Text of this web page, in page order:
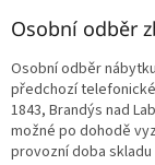
Osobní odběr
Osobní odběr
předchozí
1843, Brandýs nad
možné po dohodě
provozní doba